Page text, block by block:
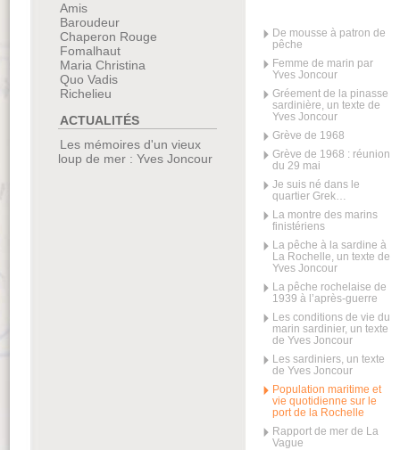
Amis
Baroudeur
Chaperon Rouge
Fomalhaut
Maria Christina
Quo Vadis
Richelieu
ACTUALITÉS
Les mémoires d'un vieux
loup de mer : Yves Joncour
De mousse à patron de
pêche
Femme de marin par
Yves Joncour
Gréement de la pinasse
sardinière, un texte de
Yves Joncour
Grève de 1968
Grève de 1968 : réunion
du 29 mai
Je suis né dans le
quartier Grek…
La montre des marins
finistériens
La pêche à la sardine à
La Rochelle, un texte de
Yves Joncour
La pêche rochelaise de
1939 à l’après-guerre
Les conditions de vie du
marin sardinier, un texte
de Yves Joncour
Les sardiniers, un texte
de Yves Joncour
Population maritime et
vie quotidienne sur le
port de la Rochelle
Rapport de mer de La
Vague